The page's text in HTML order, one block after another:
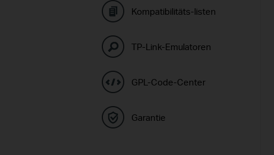
Kompatibilitäts-listen
TP-Link-Emulatoren
GPL-Code-Center
Garantie